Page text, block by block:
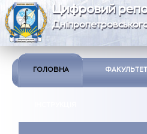
Цифровий
ГОЛОВНА